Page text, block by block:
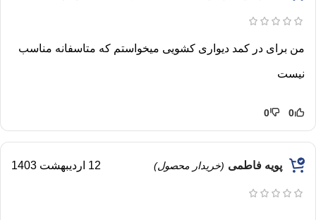
من برای در کمد دیواری کشویی میخواستم که متاسفانه مناسب
نیست
0
0
پویه فاطمی (خریدار محصول) 12 اردیبهشت 1403